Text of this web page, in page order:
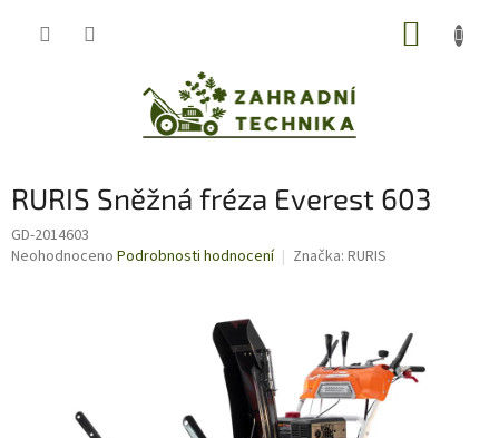
RURIS Sněžná fréza Everest 603
GD-2014603
Průměrné
Neohodnoceno Podrobnosti hodnocení Značka: RURIS